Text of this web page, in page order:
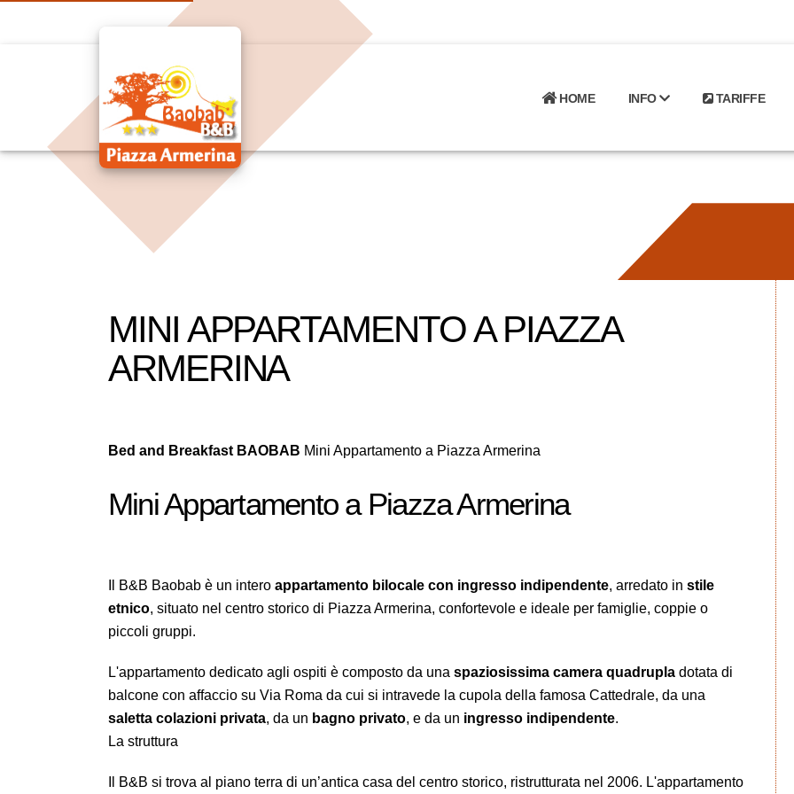
HOME INFO TARIFFE
MINI APPARTAMENTO A PIAZZA
ARMERINA
Bed and Breakfast BAOBAB Mini Appartamento a Piazza Armerina
Mini Appartamento a Piazza Armerina
Il B&B Baobab è un intero appartamento bilocale con ingresso indipendente, arredato in stile
etnico, situato nel centro storico di Piazza Armerina, confortevole e ideale per famiglie, coppie o
piccoli gruppi.
L'appartamento dedicato agli ospiti è composto da una spaziosissima camera quadrupla dotata di
balcone con affaccio su Via Roma da cui si intravede la cupola della famosa Cattedrale, da una
saletta colazioni privata, da un bagno privato, e da un ingresso indipendente.
La struttura
Il B&B si trova al piano terra di un’antica casa del centro storico, ristrutturata nel 2006. L'appartamento